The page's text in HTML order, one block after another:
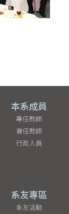
本系成員
專任教師
兼任教師
行政人員
系友專區
系友活動